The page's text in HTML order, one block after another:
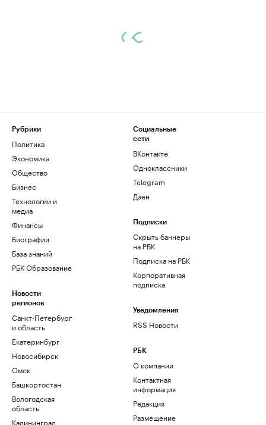
Рубрики
Политика
Экономика
Общество
Бизнес
Технологии и
медиа
Финансы
Биографии
База знаний
РБК Образование
Новости
регионов
Санкт-Петербург
и область
Екатеринбург
Новосибирск
Омск
Башкортостан
Вологодская
область
Калининград
Социальные
сети
ВКонтакте
Одноклассники
Telegram
Дзен
Подписки
Скрыть баннеры
на РБК
Подписка на РБК
Корпоративная
подписка
Уведомления
RSS Новости
РБК
О компании
Контактная
информация
Редакция
Размещение